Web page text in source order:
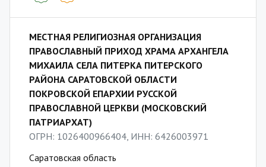
МЕСТНАЯ РЕЛИГИОЗНАЯ ОРГАНИЗАЦИЯ
ПРАВОСЛАВНЫЙ ПРИХОД ХРАМА АРХАНГЕЛА
МИХАИЛА СЕЛА ПИТЕРКА ПИТЕРСКОГО
РАЙОНА САРАТОВСКОЙ ОБЛАСТИ
ПОКРОВСКОЙ ЕПАРХИИ РУССКОЙ
ПРАВОСЛАВНОЙ ЦЕРКВИ (МОСКОВСКИЙ
ПАТРИАРХАТ)
ОГРН: 1026400966404, ИНН: 6426003971
Саратовская область